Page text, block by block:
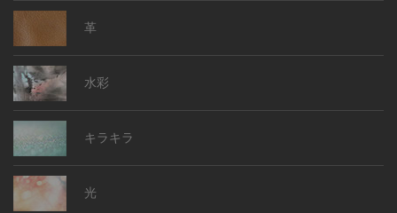
革
水彩
キラキラ
光